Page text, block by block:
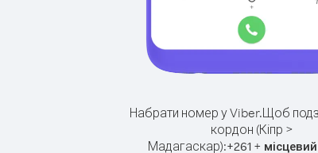
Набрати номер у Viber.Щоб
кордон (Кіпр >
Мадагаскар):+261 +